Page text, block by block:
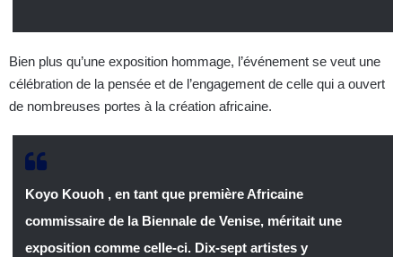
Bien plus qu’une exposition hommage, l’événement se veut une
célébration de la pensée et de l’engagement de celle qui a ouvert
de nombreuses portes à la création africaine.
Koyo Kouoh , en tant que première Africaine
commissaire de la Biennale de Venise, méritait une
exposition comme celle-ci. Dix-sept artistes y